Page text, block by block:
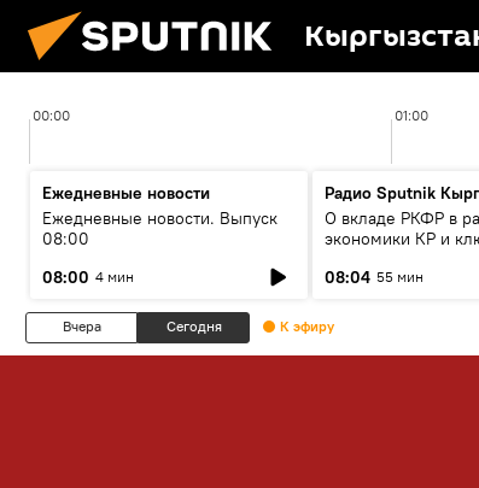
00:00 01:00
Ежедневные новости
Ежедневные новости. Выпуск
08:00
08:00 4 мин
Радио Sputnik
О вкладе РКФР в
экономики КР и
08:04 55 мин
Вчера Сегодня К эфиру